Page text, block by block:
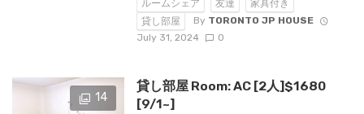
ルームシェア 友達
家具付き
貸し部屋
By TORONTO JP HOUSE
July 31, 2024
0
14
貸し部屋 Room: AC [2人]$1680
[9/1~]